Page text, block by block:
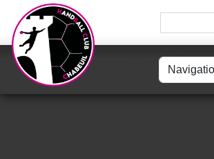
Panneau de gestion des cookies